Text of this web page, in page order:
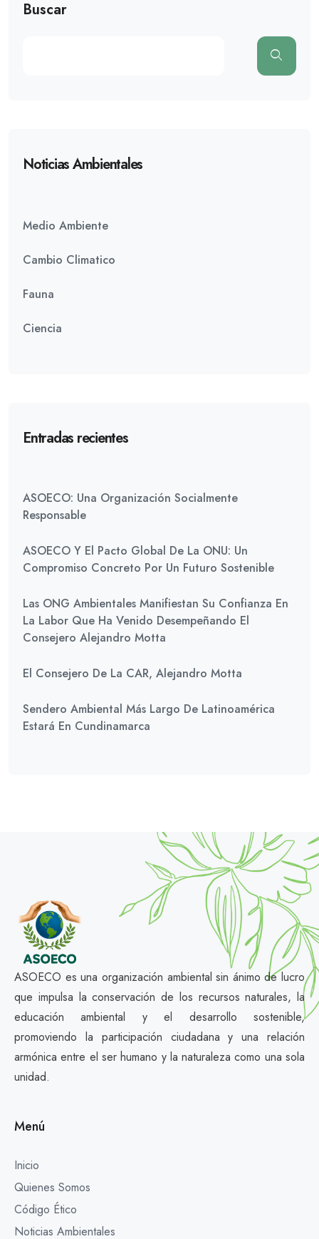
Buscar
Noticias Ambientales
Medio Ambiente
Cambio Climatico
Fauna
Ciencia
Entradas recientes
ASOECO: Una Organización Socialmente
Responsable
ASOECO Y El Pacto Global De La ONU: Un
Compromiso Concreto Por Un Futuro Sostenible
Las ONG Ambientales Manifiestan Su Confianza En
La Labor Que Ha Venido Desempeñando El
Consejero Alejandro Motta
El Consejero De La CAR, Alejandro Motta
Sendero Ambiental Más Largo De Latinoamérica
Estará En Cundinamarca
ASOECO es una organización ambiental sin ánimo de lucro
que impulsa la conservación de los recursos naturales, la
educación ambiental y el desarrollo sostenible,
promoviendo la participación ciudadana y una relación
armónica entre el ser humano y la naturaleza como una sola
unidad.
Menú
Inicio
Quienes Somos
Código Ético
Noticias Ambientales